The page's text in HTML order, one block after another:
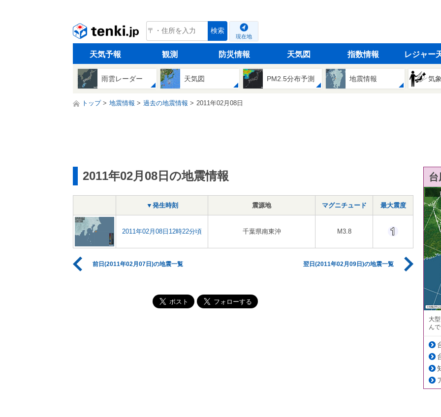
tenki.jp 検索
現在地
天気予報 観測 防災情報 天気図 指数情報 レジャー
雨雲レーダー 天気図 PM2.5分布予測 地震情報 気
トップ 地震情報 過去の地震情報 2011年02月08日
2011年02月08日の地震情報
▼発生時刻 震源地 マグニチュード 最大震度
2011年02月08日12時22分頃 千葉県南東沖 M3.8
前日(2011年02月07日)の地震一覧 翌日(2011年02月09日)の地震一覧
大
ん